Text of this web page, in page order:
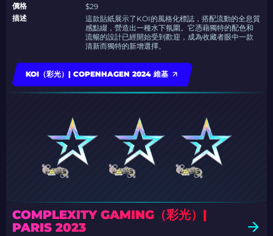
價格
$29
描述
這款貼紙展示了KOI的風格化標誌，搭配流動的全息質
感點綴，營造出一種水下氛圍。它憑藉獨特的配色和
流暢的設計已經開始受到歡迎，成為收藏者眼中一款
清新而獨特的新增選擇。
KOI（彩光）| COPENHAGEN 2024 維基
COMPLEXITY GAMING（彩光）|
PARIS 2023